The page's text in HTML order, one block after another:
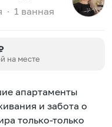
∙ 1 ванная
на месте
апартаменты
и забота о
только-только